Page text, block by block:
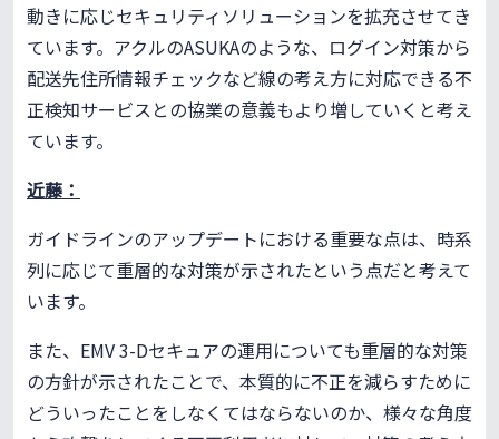
動きに応じセキュリティソリューションを拡充させてき
ています。アクルのASUKAのような、ログイン対策から
配送先住所情報チェックなど線の考え方に対応できる不
正検知サービスとの協業の意義もより増していくと考え
ています。
近藤：
ガイドラインのアップデートにおける重要な点は、時系
列に応じて重層的な対策が示されたという点だと考えて
います。
また、EMV 3-Dセキュアの運用についても重層的な対策
の方針が示されたことで、本質的に不正を減らすために
どういったことをしなくてはならないのか、様々な角度